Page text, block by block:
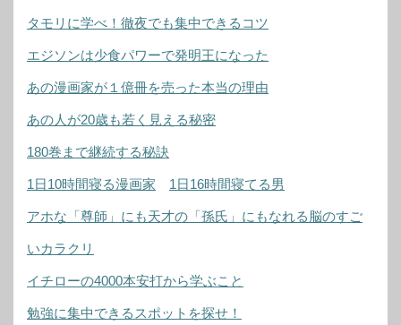
タモリに学べ！徹夜でも集中できるコツ
エジソンは少食パワーで発明王になった
あの漫画家が１億冊を売った本当の理由
あの人が20歳も若く見える秘密
180巻まで継続する秘訣
1日10時間寝る漫画家 1日16時間寝てる男
アホな「尊師」にも天才の「孫氏」にもなれる脳のすご
いカラクリ
イチローの4000本安打から学ぶこと
勉強に集中できるスポットを探せ！